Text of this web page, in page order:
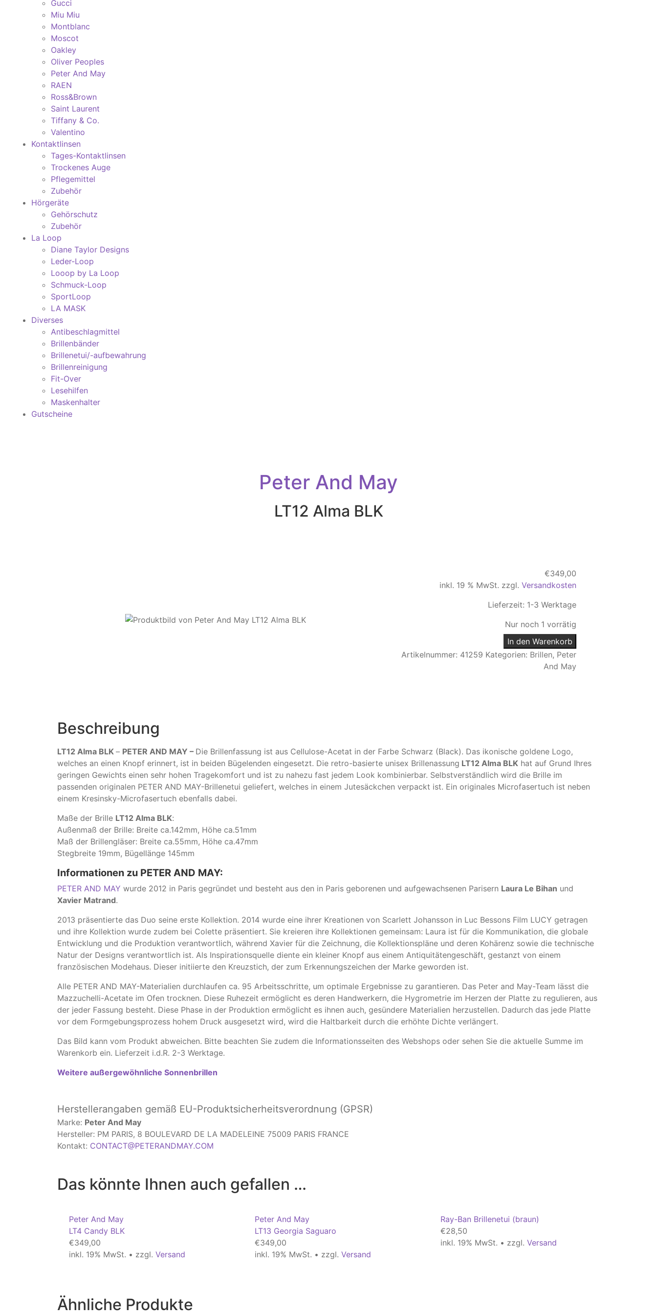
Gucci
Miu Miu
Montblanc
Moscot
Oakley
Oliver Peoples
Peter And May
RAEN
Ross&Brown
Saint Laurent
Tiffany & Co.
Valentino
Kontaktlinsen
Tages-Kontaktlinsen
Trockenes Auge
Pflegemittel
Zubehör
Hörgeräte
Gehörschutz
Zubehör
La Loop
Diane Taylor Designs
Leder-Loop
Looop by La Loop
Schmuck-Loop
SportLoop
LA MASK
Diverses
Antibeschlagmittel
Brillenbänder
Brillenetui/-aufbewahrung
Brillenreinigung
Fit-Over
Lesehilfen
Maskenhalter
Gutscheine
Peter And May
LT12 Alma BLK
€349,00
inkl. 19 % MwSt. zzgl. Versandkosten
Lieferzeit: 1-3 Werktage
Nur noch 1 vorrätig
In den Warenkorb
Artikelnummer: 41259 Kategorien: Brillen, Peter
And May
Beschreibung
LT12 Alma BLK – PETER AND MAY – Die Brillenfassung ist aus Cellulose-Acetat in der Farbe Schwarz (Black). Das ikonische goldene Logo,
welches an einen Knopf erinnert, ist in beiden Bügelenden eingesetzt. Die retro-basierte unisex Brillenassung LT12 Alma BLK hat auf Grund Ihres
geringen Gewichts einen sehr hohen Tragekomfort und ist zu nahezu fast jedem Look kombinierbar. Selbstverständlich wird die Brille im
passenden originalen PETER AND MAY-Brillenetui geliefert, welches in einem Jutesäckchen verpackt ist. Ein originales Microfasertuch ist neben
einem Kresinsky-Microfasertuch ebenfalls dabei.
Maße der Brille LT12 Alma BLK:
Außenmaß der Brille: Breite ca.142mm, Höhe ca.51mm
Maß der Brillengläser: Breite ca.55mm, Höhe ca.47mm
Stegbreite 19mm, Bügellänge 145mm
Informationen zu PETER AND MAY:
PETER AND MAY wurde 2012 in Paris gegründet und besteht aus den in Paris geborenen und aufgewachsenen Parisern Laura Le Bihan und
Xavier Matrand.
2013 präsentierte das Duo seine erste Kollektion. 2014 wurde eine ihrer Kreationen von Scarlett Johansson in Luc Bessons Film LUCY getragen
und ihre Kollektion wurde zudem bei Colette präsentiert. Sie kreieren ihre Kollektionen gemeinsam: Laura ist für die Kommunikation, die globale
Entwicklung und die Produktion verantwortlich, während Xavier für die Zeichnung, die Kollektionspläne und deren Kohärenz sowie die technische
Natur der Designs verantwortlich ist. Als Inspirationsquelle diente ein kleiner Knopf aus einem Antiquitätengeschäft, gestanzt von einem
französischen Modehaus. Dieser initiierte den Kreuzstich, der zum Erkennungszeichen der Marke geworden ist.
Alle PETER AND MAY-Materialien durchlaufen ca. 95 Arbeitsschritte, um optimale Ergebnisse zu garantieren. Das Peter and May-Team lässt die
Mazzuchelli-Acetate im Ofen trocknen. Diese Ruhezeit ermöglicht es deren Handwerkern, die Hygrometrie im Herzen der Platte zu regulieren, aus
der jeder Fassung besteht. Diese Phase in der Produktion ermöglicht es ihnen auch, gesündere Materialien herzustellen. Dadurch das jede Platte
vor dem Formgebungsprozess hohem Druck ausgesetzt wird, wird die Haltbarkeit durch die erhöhte Dichte verlängert.
Das Bild kann vom Produkt abweichen. Bitte beachten Sie zudem die Informationsseiten des Webshops oder sehen Sie die aktuelle Summe im
Warenkorb ein. Lieferzeit i.d.R. 2-3 Werktage.
Weitere außergewöhnliche Sonnenbrillen
Herstellerangaben gemäß EU-Produktsicherheitsverordnung (GPSR)
Marke: Peter And May
Hersteller: PM PARIS, 8 BOULEVARD DE LA MADELEINE 75009 PARIS FRANCE
Kontakt: CONTACT@PETERANDMAY.COM
Das könnte Ihnen auch gefallen …
Peter And May
LT4 Candy BLK
€349,00
inkl. 19% MwSt. • zzgl. Versand
Peter And May
LT13 Georgia Saguaro
€349,00
inkl. 19% MwSt. • zzgl. Versand
Ray-Ban Brillenetui (braun)
€28,50
inkl. 19% MwSt. • zzgl. Versand
Ähnliche Produkte